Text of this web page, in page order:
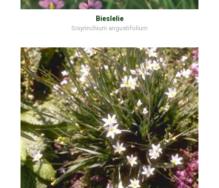
Bieslelie
Sisyrinchium angustifolium